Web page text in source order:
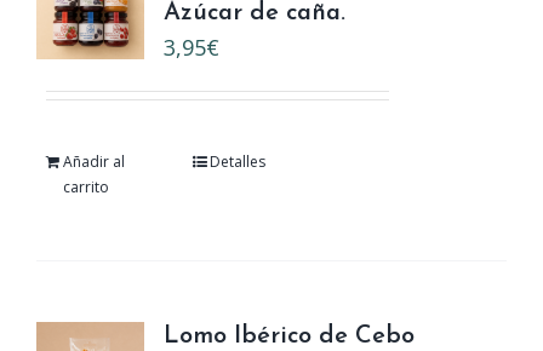
Azúcar de caña.
3,95€
Añadir al
carrito
Detalles
Lomo Ibérico de Cebo